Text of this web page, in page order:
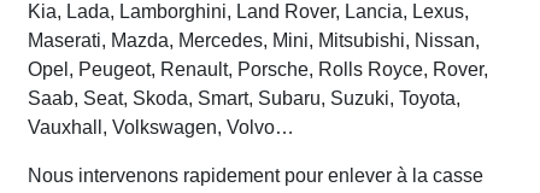
Kia, Lada, Lamborghini, Land Rover, Lancia, Lexus,
Maserati, Mazda, Mercedes, Mini, Mitsubishi, Nissan,
Opel, Peugeot, Renault, Porsche, Rolls Royce, Rover,
Saab, Seat, Skoda, Smart, Subaru, Suzuki, Toyota,
Vauxhall, Volkswagen, Volvo…
Nous intervenons rapidement pour enlever à la casse